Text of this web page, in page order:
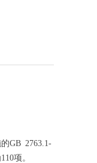
GB 2763.1-
项。